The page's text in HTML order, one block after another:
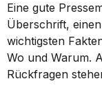
Eine gute
Überschrift,
wichtigsten
Wo und Warum.
Rückfragen